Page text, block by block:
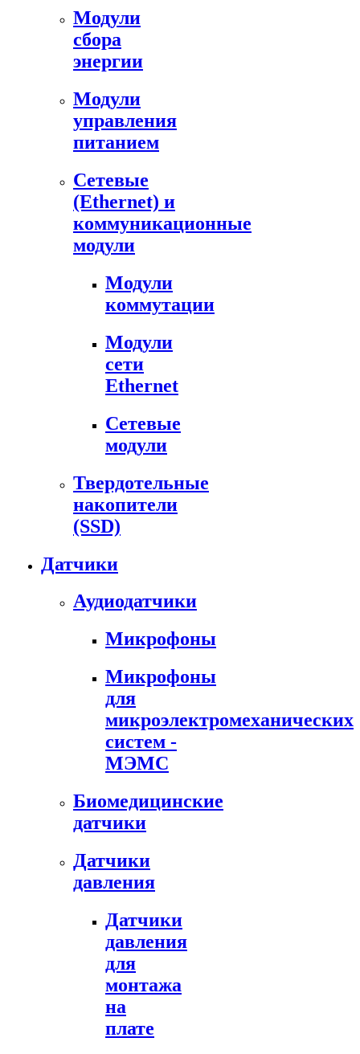
Модули
сбора
энергии
Модули
управления
питанием
Сетевые
(Ethernet) и
коммуникационные
модули
Модули
коммутации
Модули
сети
Ethernet
Сетевые
модули
Твердотельные
накопители
(SSD)
Датчики
Аудиодатчики
Микрофоны
Микрофоны
для
микроэлектромеханических
систем -
МЭМС
Биомедицинские
датчики
Датчики
давления
Датчики
давления
для
монтажа
на
плате